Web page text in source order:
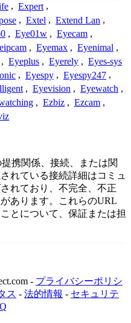
, Expert ,
, Extel , Extend Lan ,
, Eye01w , Eyecam ,
, Eyemax , Eyenimal ,
, Eyeplus , Eyerely , Eyes-sys
, Eyespy , Eyespy247 ,
, Eyevision , Eyewatch ,
, Ezbiz , Ezcam ,
携関係、接続、または関
れている接続詳細はコミュ
れており、不完全、不正
あります。これらのURL
とについて、保証または担
- プライバシーポリシ
ス - 法的情報 - セキュリテ